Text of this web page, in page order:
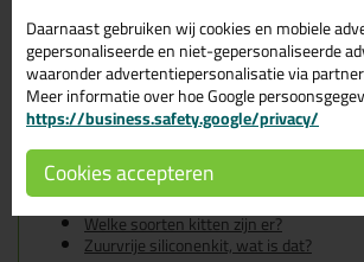
Wil je meer weten over de toepassing en
product?Lees alles over dit product >
Tips & tricks voor
300ml
In de volgende blogs wordt dit product gebruikt:
De badkamer kitten? Lees hier hoe!
Welke Otto primer heb ik nodig?
Welke soorten kitten zijn er?
Zuurvrije siliconenkit, wat is dat?
Daarnaast gebruiken wij cookies en mobiele
gepersonaliseerde en niet-gepersonaliseerde
waaronder advertentiepersonalisatie via
Meer informatie over hoe Google
https://business.safety.google/privacy/
Cookies accepteren